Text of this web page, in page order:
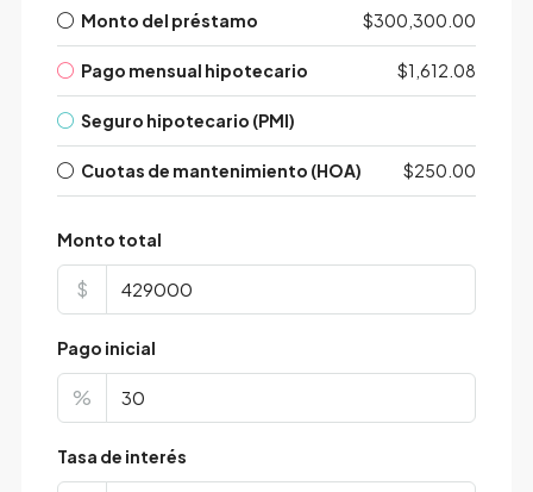
Monto del préstamo $300,300.00
Pago mensual hipotecario $1,612.08
Seguro hipotecario (PMI)
Cuotas de mantenimiento (HOA) $250.00
Monto total
$
Pago inicial
%
Tasa de interés